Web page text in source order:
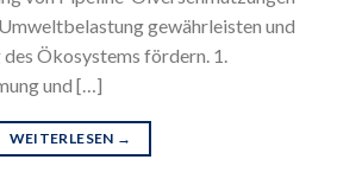
gewährleisten und
Ökosystems fördern. 1.
und […]
WEITERLESEN →